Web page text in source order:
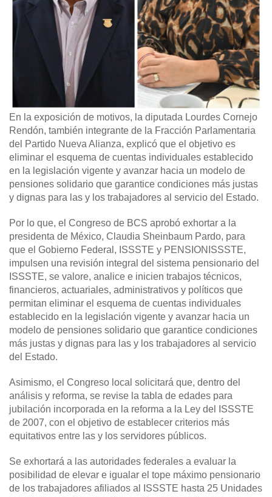
En la exposición de motivos, la diputada Lourdes Cornejo
Rendón, también integrante de la Fracción Parlamentaria
del Partido Nueva Alianza, explicó que el objetivo es
eliminar el esquema de cuentas individuales establecido
en la legislación vigente y avanzar hacia un modelo de
pensiones solidario que garantice condiciones más justas
y dignas para las y los trabajadores al servicio del Estado.
Por lo que, el Congreso de BCS aprobó exhortar a la
presidenta de México, Claudia Sheinbaum Pardo, para
que el Gobierno Federal, ISSSTE y PENSIONISSSTE,
impulsen una revisión integral del sistema pensionario del
ISSSTE, se valore, analice e inicien trabajos técnicos,
financieros, actuariales, administrativos y políticos que
permitan eliminar el esquema de cuentas individuales
establecido en la legislación vigente y avanzar hacia un
modelo de pensiones solidario que garantice condiciones
más justas y dignas para las y los trabajadores al servicio
del Estado.
Asimismo, el Congreso local solicitará que, dentro del
análisis y reforma, se revise la tabla de edades para
jubilación incorporada en la reforma a la Ley del ISSSTE
de 2007, con el objetivo de establecer criterios más
equitativos entre las y los servidores públicos.
Se exhortará a las autoridades federales a evaluar la
posibilidad de elevar e igualar el tope máximo pensionario
de los trabajadores afiliados al ISSSTE hasta 25 Unidades